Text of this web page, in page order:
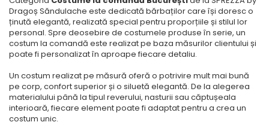
Dragoș Săndulache este dedicată bărbaților care își doresc o
ținută elegantă, realizată special pentru proporțiile și stilul lor
personal. Spre deosebire de costumele produse în serie, un
costum la comandă este realizat pe baza măsurilor clientului și
poate fi personalizat în aproape fiecare detaliu.
Un costum realizat pe măsură oferă o potrivire mult mai bună
pe corp, confort superior și o siluetă elegantă. De la alegerea
materialului până la tipul reverului, nasturii sau căptușeala
interioară, fiecare element poate fi adaptat pentru a crea un
costum unic.